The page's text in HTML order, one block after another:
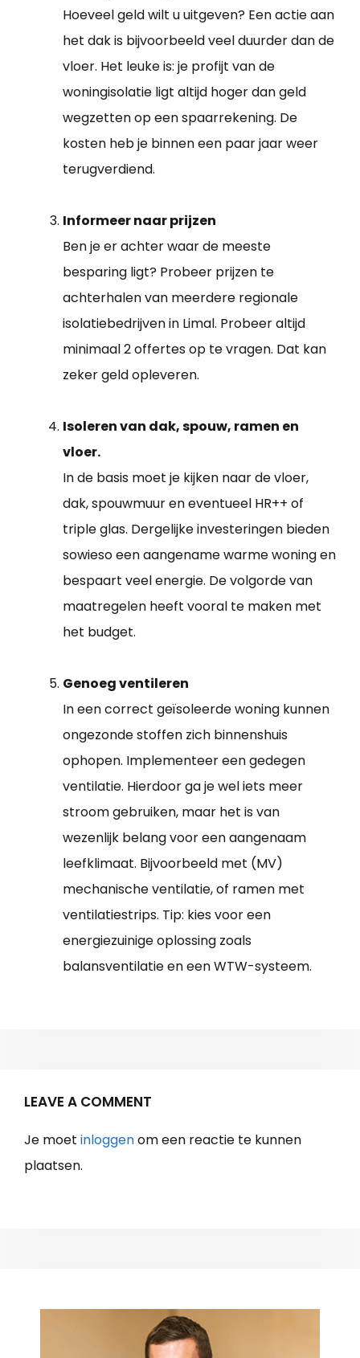
Hoeveel geld wilt u uitgeven? Een actie aan
het dak is bijvoorbeeld veel duurder dan de
vloer. Het leuke is: je profijt van de
woningisolatie ligt altijd hoger dan geld
wegzetten op een spaarrekening. De
kosten heb je binnen een paar jaar weer
terugverdiend.
Informeer naar prijzen
Ben je er achter waar de meeste
besparing ligt? Probeer prijzen te
achterhalen van meerdere regionale
isolatiebedrijven in Limal. Probeer altijd
minimaal 2 offertes op te vragen. Dat kan
zeker geld opleveren.
Isoleren van dak, spouw, ramen en
vloer.
In de basis moet je kijken naar de vloer,
dak, spouwmuur en eventueel HR++ of
triple glas. Dergelijke investeringen bieden
sowieso een aangename warme woning en
bespaart veel energie. De volgorde van
maatregelen heeft vooral te maken met
het budget.
Genoeg ventileren
In een correct geïsoleerde woning kunnen
ongezonde stoffen zich binnenshuis
ophopen. Implementeer een gedegen
ventilatie. Hierdoor ga je wel iets meer
stroom gebruiken, maar het is van
wezenlijk belang voor een aangenaam
leefklimaat. Bijvoorbeeld met (MV)
mechanische ventilatie, of ramen met
ventilatiestrips. Tip: kies voor een
energiezuinige oplossing zoals
balansventilatie en een WTW-systeem.
LEAVE A COMMENT
Je moet inloggenom een reactie te kunnen
plaatsen.